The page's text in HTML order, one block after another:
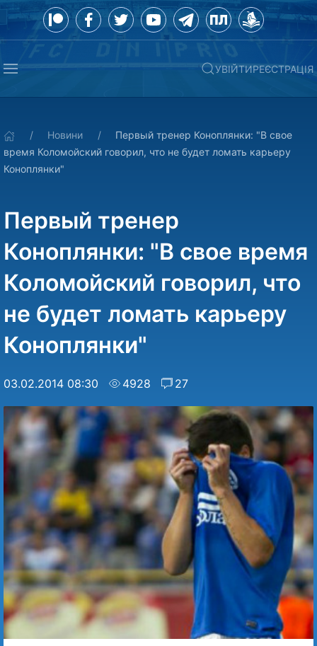
УВІЙТИРЕЄСТРАЦІЯ
Новини
Первый тренер Коноплянки: "В свое
время Коломойский говорил, что не будет ломать карьеру
Коноплянки"
Первый тренер
Коноплянки: "В свое время
Коломойский говорил, что
не будет ломать карьеру
Коноплянки"
03.02.2014 08:30 4928 27